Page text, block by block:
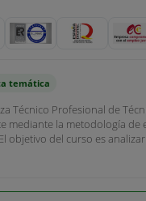
temática
Técnico Profesional de
mediante la metodología de
objetivo del curso es